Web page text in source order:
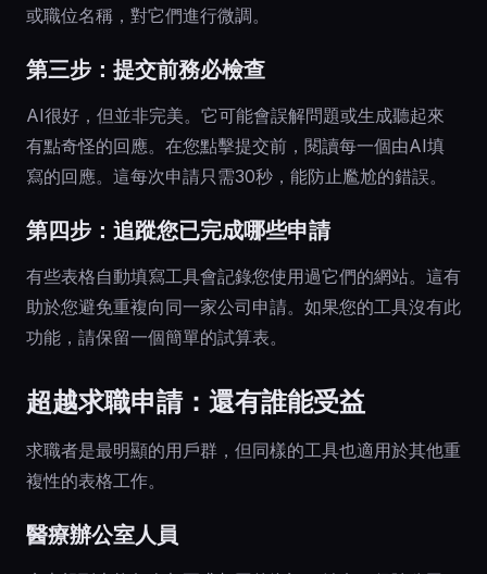
或職位名稱，對它們進行微調。
第三步：提交前務必檢查
AI很好，但並非完美。它可能會誤解問題或生成聽起來
有點奇怪的回應。在您點擊提交前，閱讀每一個由AI填
寫的回應。這每次申請只需30秒，能防止尷尬的錯誤。
第四步：追蹤您已完成哪些申請
有些表格自動填寫工具會記錄您使用過它們的網站。這有
助於您避免重複向同一家公司申請。如果您的工具沒有此
功能，請保留一個簡單的試算表。
超越求職申請：還有誰能受益
求職者是最明顯的用戶群，但同樣的工具也適用於其他重
複性的表格工作。
醫療辦公室人員